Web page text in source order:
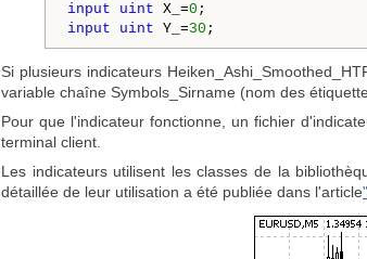
input
uint X_=0
input
uint Y_=30 ;
Si plusieurs indicateurs
variable chaîne Symbols_Sirname (nom des
Pour que l'indicateur fonctionne, un fichier
terminal client.
Les indicateurs utilisent les classes de la
détaillée de leur utilisation a été publiée dans l'article